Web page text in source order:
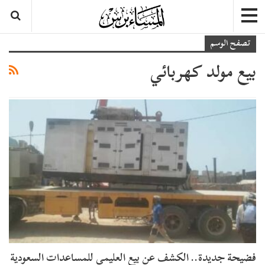
تصفح الوسم
بيع مولد كهربائي
فضيحة جديدة.. الكشف عن بيع العليمي للمساعدات السعودية